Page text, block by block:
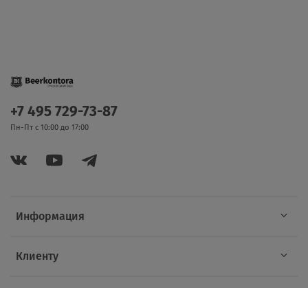
Информация
Клиенту
+7 495 729-73-87
Пн-Пт с 10:00 до 17:00